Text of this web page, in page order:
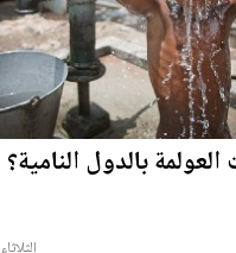
بالدول النامية؟